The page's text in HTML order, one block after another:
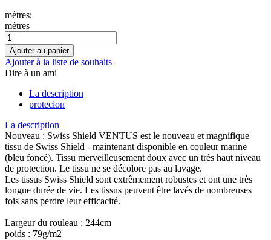
mètres:
mètres
Ajouter à la liste de souhaits
Dire à un ami
La description
protecion
La description
Nouveau : Swiss Shield VENTUS est le nouveau et magnifique
tissu de Swiss Shield - maintenant disponible en couleur marine
(bleu foncé). Tissu merveilleusement doux avec un très haut niveau
de protection. Le tissu ne se décolore pas au lavage.
Les tissus Swiss Shield sont extrêmement robustes et ont une très
longue durée de vie. Les tissus peuvent être lavés de nombreuses
fois sans perdre leur efficacité.
Largeur du rouleau : 244cm
poids : 79g/m2